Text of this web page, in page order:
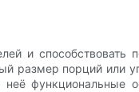
и способствовать
размер порций или
функциональные